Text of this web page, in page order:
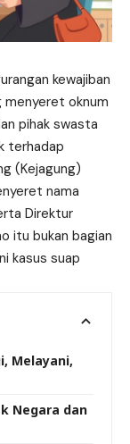
kewajiban
menyeret oknum
pihak swasta
terhadap
(Kejagung)
nama
Direktur
itu bukan bagian
kasus suap
Melayani,
Negara dan